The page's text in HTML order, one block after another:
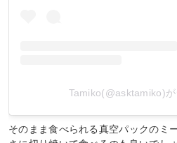
Tamiko(@asktamiko)
そのまま食べられる真空パックのミ